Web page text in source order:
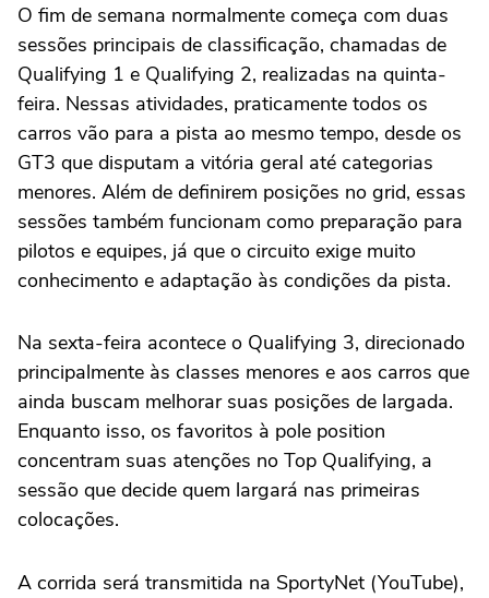
O fim de semana normalmente começa com duas
sessões principais de classificação, chamadas de
Qualifying 1 e Qualifying 2, realizadas na quinta-
feira. Nessas atividades, praticamente todos os
carros vão para a pista ao mesmo tempo, desde os
GT3 que disputam a vitória geral até categorias
menores. Além de definirem posições no grid, essas
sessões também funcionam como preparação para
pilotos e equipes, já que o circuito exige muito
conhecimento e adaptação às condições da pista.
Na sexta-feira acontece o Qualifying 3, direcionado
principalmente às classes menores e aos carros que
ainda buscam melhorar suas posições de largada.
Enquanto isso, os favoritos à pole position
concentram suas atenções no Top Qualifying, a
sessão que decide quem largará nas primeiras
colocações.
A corrida será transmitida na SportyNet (YouTube),